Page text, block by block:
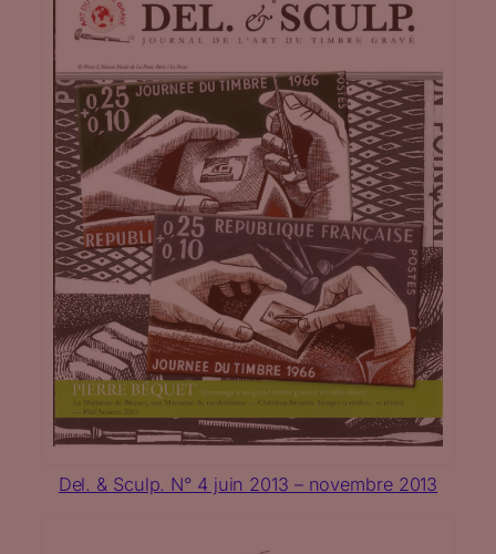
Del. & Sculp. N° 4 juin 2013 – novembre 2013